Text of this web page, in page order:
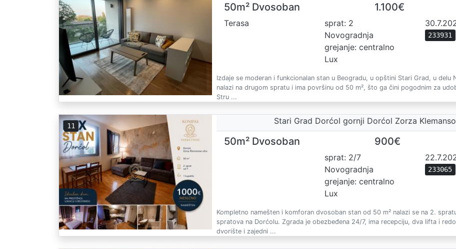
50m² Dvosoban 1.100€
Terasa
sprat: 2
Novogradnja
grejanje: centralno
Lux
233931
Izdaje se moderan i funkcionalan stan u Beogradu, u opštini Stari Grad, u delu
nalazi na drugom spratu i ima površinu od 50 m², što ga čini pogodnim za
Stru ...
11
Stari Grad Dorćol gornji Dorćol Zorza
50m² Dvosoban 900€
sprat: 2/7
Novogradnja
grejanje: centralno
Lux
233065
Kompletno namešten i komforan dvosoban stan od 50 m² nalazi se na 2.
spratova na Dorćolu. Zgrada je obezbeđena 24/7, ima recepciju, dva lifta i
dvorište i zajedni ...